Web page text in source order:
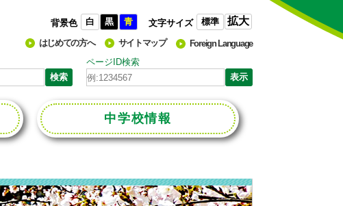
背景色 白 黒 青 文字サイズ 標準 拡大
はじめての方へ サイトマップ
Foreign Language
ページID検索
中学校情報